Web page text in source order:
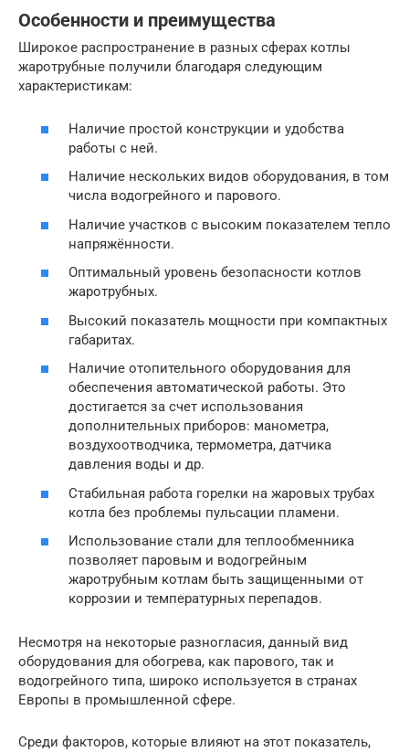
Особенности и преимущества
Широкое распространение в разных сферах котлы
жаротрубные получили благодаря следующим
характеристикам:
Наличие простой конструкции и удобства
работы с ней.
Наличие нескольких видов оборудования, в том
числа водогрейного и парового.
Наличие участков с высоким показателем тепло
напряжённости.
Оптимальный уровень безопасности котлов
жаротрубных.
Высокий показатель мощности при компактных
габаритах.
Наличие отопительного оборудования для
обеспечения автоматической работы. Это
достигается за счет использования
дополнительных приборов: манометра,
воздухоотводчика, термометра, датчика
давления воды и др.
Стабильная работа горелки на жаровых трубах
котла без проблемы пульсации пламени.
Использование стали для теплообменника
позволяет паровым и водогрейным
жаротрубным котлам быть защищенными от
коррозии и температурных перепадов.
Несмотря на некоторые разногласия, данный вид
оборудования для обогрева, как парового, так и
водогрейного типа, широко используется в странах
Европы в промышленной сфере.
Среди факторов, которые влияют на этот показатель,